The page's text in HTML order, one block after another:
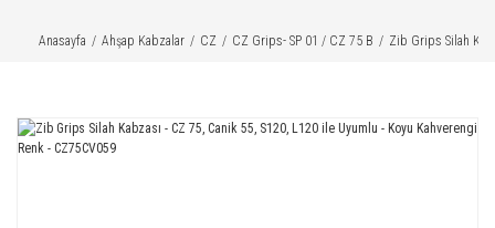
Anasayfa Ahşap Kabzalar CZ CZ Grips- SP 01 / CZ 75 B Zib Grips Silah